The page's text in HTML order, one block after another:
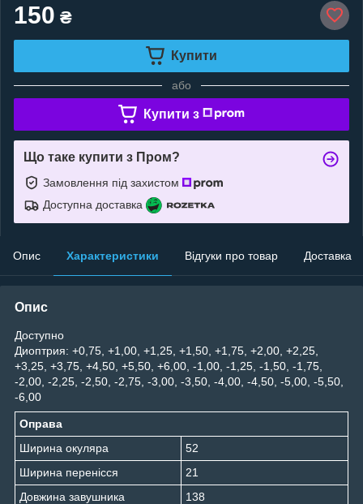
150 ₴
Купити
або
Купити з
Що таке купити з Пром?
Замовлення під захистом
Доступна доставка
Опис Характеристики Відгуки про товар Доставка
Опис
Доступно
Диоптрия: +0,75, +1,00, +1,25, +1,50, +1,75, +2,00, +2,25,
+3,25, +3,75, +4,50, +5,50, +6,00, -1,00, -1,25, -1,50, -1,75,
-2,00, -2,25, -2,50, -2,75, -3,00, -3,50, -4,00, -4,50, -5,00, -5,50,
-6,00
Оправа
Ширина окуляра
52
Ширина перенісся
21
Довжина завушника
138